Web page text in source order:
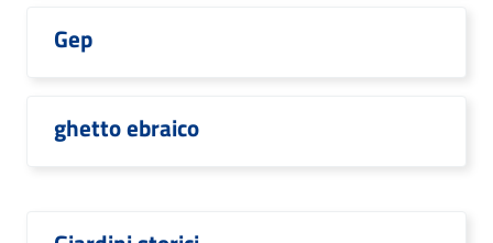
Gep
ghetto ebraico